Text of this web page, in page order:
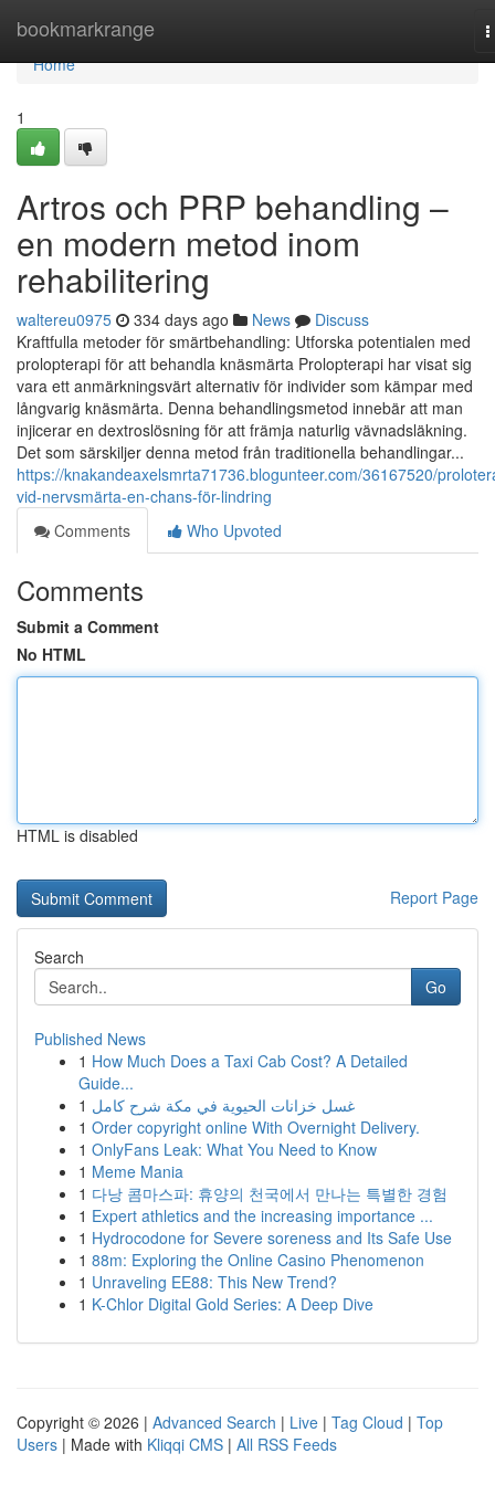
bookmarkrange
Home
Home
1
Artros och PRP behandling –
en modern metod inom
rehabilitering
waltereu0975 334 days ago News
Discuss
Kraftfulla metoder för smärtbehandling: Utforska potentialen med
prolopterapi för att behandla knäsmärta Prolopterapi har visat sig
vara ett anmärkningsvärt alternativ för individer som kämpar med
långvarig knäsmärta. Denna behandlingsmetod innebär att man
injicerar en dextroslösning för att främja naturlig vävnadsläkning.
Det som särskiljer denna metod från traditionella behandlingar...
https://knakandeaxelsmrta71736.blogunteer.com/36167520/
vid-nervsmärta-en-chans-för-lindring
Comments
Who Upvoted
Comments
Submit a Comment
No HTML
HTML is disabled
Report Page
Search
Go
Published News
1 How Much Does a Taxi Cab Cost? A Detailed
Guide...
1 غسل خزانات الحيوية في مكة شرح كامل
1 Order copyright online With Overnight Delivery.
1 OnlyFans Leak: What You Need to Know
1 Meme Mania
1 다낭 콤마스파: 휴양의 천국에서 만나는 특별한 경험
1 Expert athletics and the increasing importance ...
1 Hydrocodone for Severe soreness and Its Safe Use
1 88m: Exploring the Online Casino Phenomenon
1 Unraveling EE88: This New Trend?
1 K-Chlor Digital Gold Series: A Deep Dive
Copyright © 2026 | Advanced Search | Live | Tag Cloud | Top
Users | Made with Kliqqi CMS | All RSS Feeds